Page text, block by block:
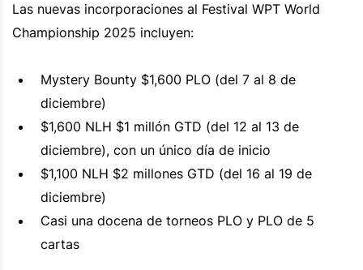
Las nuevas incorporaciones al Festival WPT World
Championship 2025 incluyen:
Mystery Bounty $1,600 PLO (del 7 al 8 de
diciembre)
$1,600 NLH $1 millón GTD (del 12 al 13 de
diciembre), con un único día de inicio
$1,100 NLH $2 millones GTD (del 16 al 19 de
diciembre)
Casi una docena de torneos PLO y PLO de 5
cartas